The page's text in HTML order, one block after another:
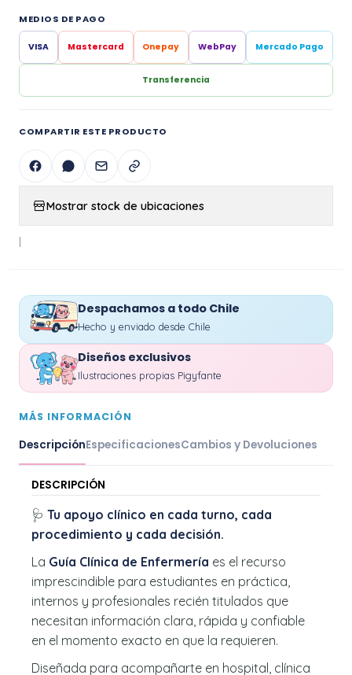
MEDIOS DE PAGO
VISA Mastercard Onepay WebPay Mercado Pago
Transferencia
COMPARTIR ESTE PRODUCTO
Mostrar stock de ubicaciones
|
Despachamos a todo Chile
Hecho y enviado desde Chile
Diseños exclusivos
Ilustraciones propias Pigyfante
MÁS INFORMACIÓN
DescripciónEspecificacionesCambios y Devoluciones
DESCRIPCIÓN
🩺 Tu apoyo clínico en cada turno, cada
procedimiento y cada decisión.
La Guía Clínica de Enfermería es el recurso
imprescindible para estudiantes en práctica,
internos y profesionales recién titulados que
necesitan información clara, rápida y confiable
en el momento exacto en que la requieren.
Diseñada para acompañarte en hospital, clínica